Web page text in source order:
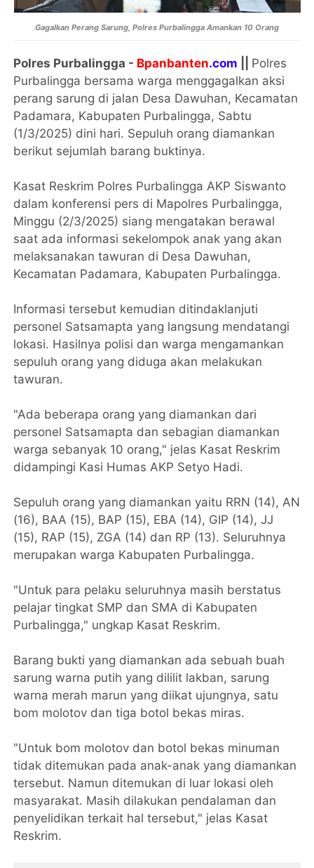
Gagalkan Perang Sarung, Polres Purbalingga Amankan 10 Orang
Polres PurbaIingga - Bpanbanten.com
Polres
Purbalingga bersama warga menggagalkan aksi
perang sarung di jalan Desa Dawuhan, Kecamatan
Padamara, Kabupaten Purbalingga, Sabtu
(1/3/2025) dini hari. Sepuluh orang diamankan
berikut sejumlah barang buktinya.
Kasat Reskrim Polres PurbaIingga AKP Siswanto
dalam konferensi pers di Mapolres Purbalingga,
Minggu (2/3/2025) siang mengatakan berawal
saat ada informasi sekelompok anak yang akan
melaksanakan tawuran di Desa Dawuhan,
Kecamatan Padamara, Kabupaten Purbalingga.
Informasi tersebut kemudian ditindaklanjuti
personel Satsamapta yang langsung mendatangi
lokasi. Hasilnya polisi dan warga mengamankan
sepuluh orang yang diduga akan melakukan
tawuran.
"Ada beberapa orang yang diamankan dari
personel Satsamapta dan sebagian diamankan
warga sebanyak 10 orang," jelas Kasat Reskrim
didampingi Kasi Humas AKP Setyo Hadi.
Sepuluh orang yang diamankan yaitu RRN (14), AN
(16), BAA (15), BAP (15), EBA (14), GIP (14), JJ
(15), RAP (15), ZGA (14) dan RP (13). Seluruhnya
merupakan warga Kabupaten Purbalingga.
"Untuk para pelaku seluruhnya masih berstatus
pelajar tingkat SMP dan SMA di Kabupaten
Purbalingga," ungkap Kasat Reskrim.
Barang bukti yang diamankan ada sebuah buah
sarung warna putih yang dililit lakban, sarung
warna merah marun yang diikat ujungnya, satu
bom molotov dan tiga botol bekas miras.
"Untuk bom molotov dan botol bekas minuman
tidak ditemukan pada anak-anak yang diamankan
tersebut. Namun ditemukan di luar lokasi oleh
masyarakat. Masih dilakukan pendalaman dan
penyelidikan terkait hal tersebut," jelas Kasat
Reskrim.